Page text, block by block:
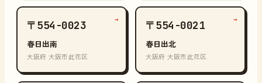
〒554-0023
春日出南
大阪府 大阪市此花区
→ 〒554-0021
春日出北
大阪府 大阪市此花区
→